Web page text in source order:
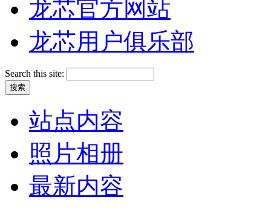
龙芯官方网站
龙芯用户俱乐部
Search this site:
站点内容
照片相册
最新内容